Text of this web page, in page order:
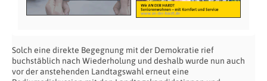
Solch eine direkte Begegnung mit der Demokratie rief
buchstäblich nach Wiederholung und deshalb wurde nun auch
vor der anstehenden Landtagswahl erneut eine